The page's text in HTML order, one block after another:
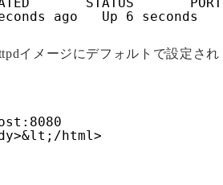
ago   Up 6 seconds
イメージにデフォルトで設定され
html>